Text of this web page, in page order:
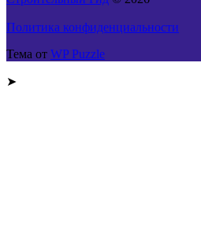
Политика конфиденциальности
Тема от WP Puzzle
➤